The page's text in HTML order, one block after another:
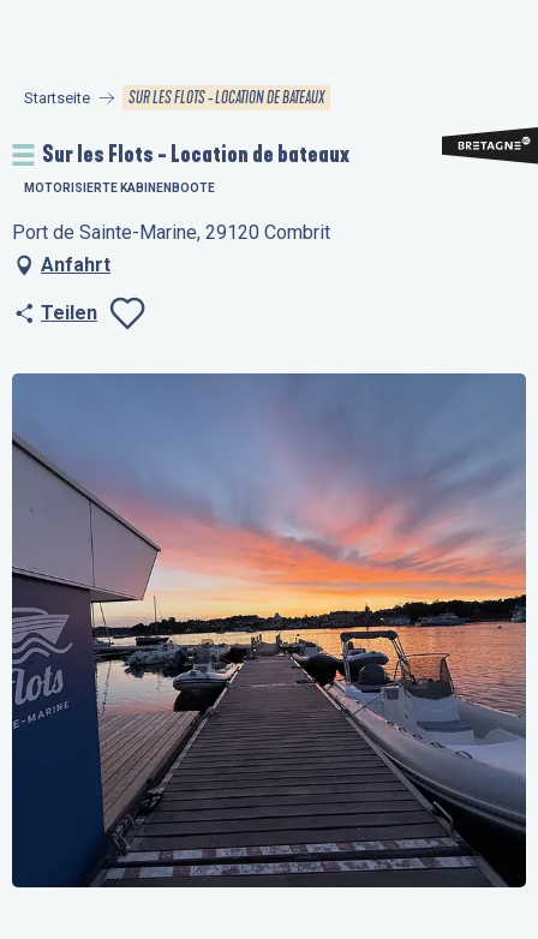
principal
Startseite SUR LES FLOTS - LOCATION DE BATEAUX
Sur les Flots - Location de bateaux
MOTORISIERTE KABINENBOOTE
Port de Sainte-Marine, 29120 Combrit
Anfahrt
Teilen